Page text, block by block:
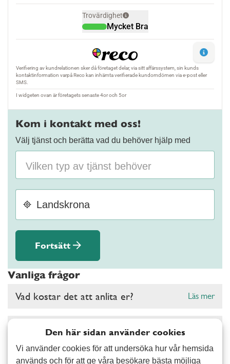
Kom i kontakt med oss!
Välj tjänst och berätta vad du behöver hjälp med
Fortsätt
Vanliga frågor
Vad kostar det att anlita er? Läs mer
Gäller RUT- och ROT-avdrag hos er?
Vad kan ni hjälpa mig med? Läs mer
Den här sidan använder cookies
Vi använder cookies för att undersöka hur vår hemsida
används och för att ge våra besökare bästa möjliga